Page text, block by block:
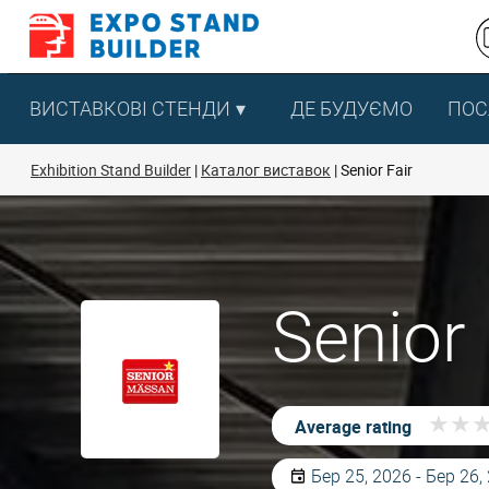
Перейти
змісту
ВИСТАВКОВІ СТЕНДИ ДЕ БУДУЄМО
Exhibition Stand Builder Каталог виставок Senior Fair
Average rating ★ ★ ★
★ ★ ★
Бер 25, 2026 - Бер 26,